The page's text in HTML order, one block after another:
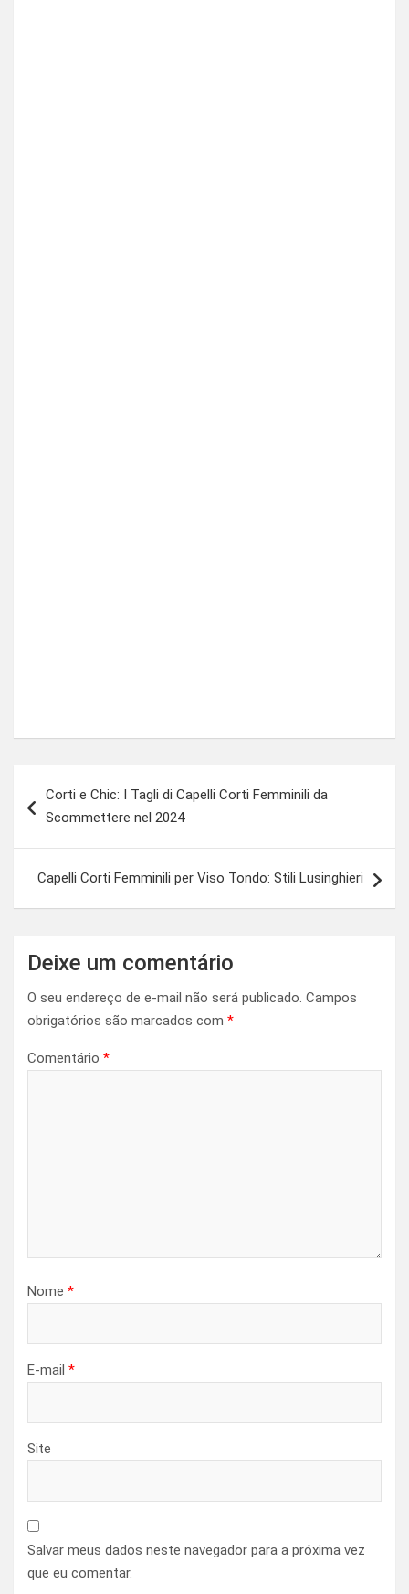
de
Corti e Chic: I Tagli di Capelli Corti Femminili da
Scommettere nel 2024
Capelli Corti Femminili per Viso Tondo: Stili Lusinghieri
Deixe um comentário
O seu endereço de e-mail não será publicado. Campos
obrigatórios são marcados com *
Comentário *
Nome *
E-mail *
Site
Salvar meus dados neste navegador para a próxima vez
que eu comentar.